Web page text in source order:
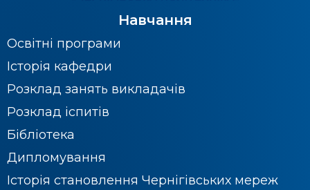
Навчання
Освітні програми
Історія кафедри
Розклад занять викладачів
Розклад іспитів
Бібліотека
Дипломування
Історія становлення Чернігівських мереж